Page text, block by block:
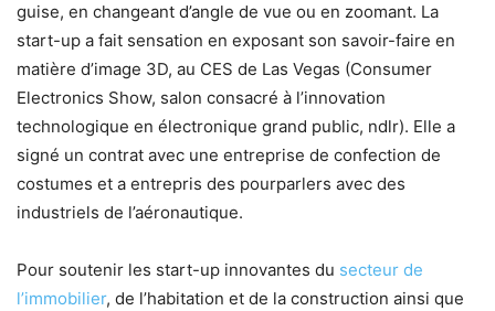
guise, en changeant d’angle de vue ou en zoomant. La
start-up a fait sensation en exposant son savoir-faire en
matière d’image 3D, au CES de Las Vegas (Consumer
Electronics Show, salon consacré à l’innovation
technologique en électronique grand public, ndlr). Elle a
signé un contrat avec une entreprise de confection de
costumes et a entrepris des pourparlers avec des
industriels de l’aéronautique.
Pour soutenir les start-up innovantes du secteur de
l’immobilier, de l’habitation et de la construction ainsi que